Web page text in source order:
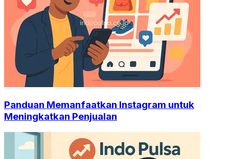
Panduan Memanfaatkan Instagram untuk
Meningkatkan Penjualan